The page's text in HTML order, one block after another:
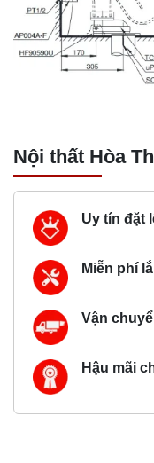
Nội thất Hòa
Uy tín đặt
Miễn phí
Vận
Hậu mãi